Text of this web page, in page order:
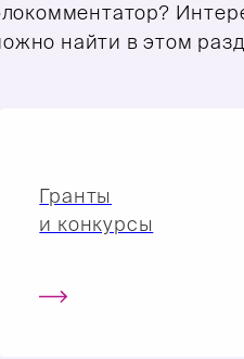
найти в этом
Гранты
и конкурсы